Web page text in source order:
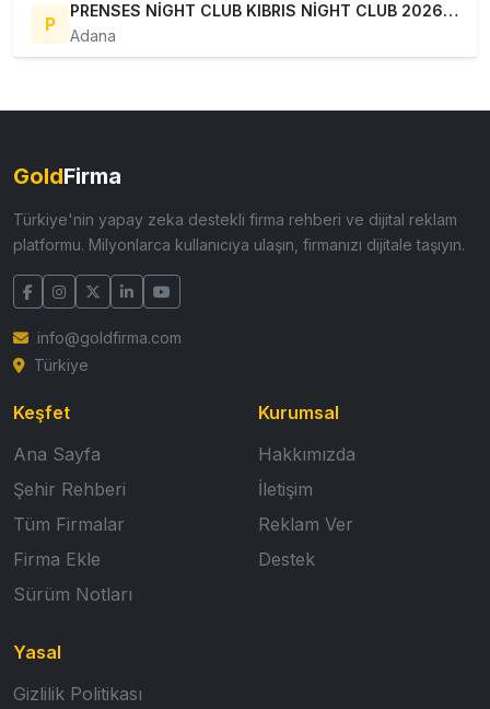
P
PRENSES NİGHT CLUB KIBRIS NİGHT CLUB 2026 VİP EĞLENCE
Adana
GoldFirma
Türkiye'nin yapay zeka destekli firma rehberi ve dijital reklam
platformu. Milyonlarca kullanıcıya ulaşın, firmanızı dijitale taşıyın.
info@goldfirma.com
Türkiye
Keşfet
Ana Sayfa
Şehir Rehberi
Tüm Firmalar
Firma Ekle
Sürüm Notları
Kurumsal
Hakkımızda
İletişim
Reklam Ver
Destek
Yasal
Gizlilik Politikası